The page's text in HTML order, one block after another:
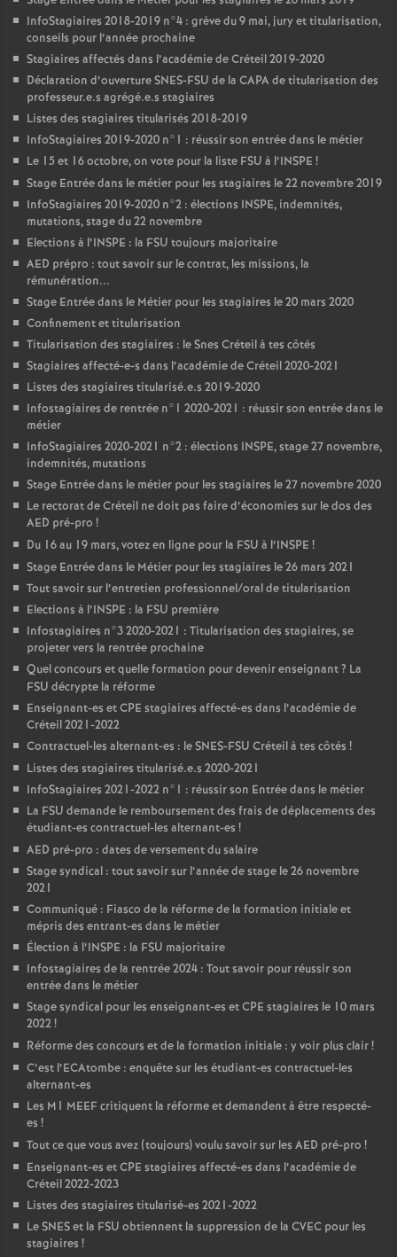
InfoStagiaires 2018-2019 n°4 : grève du 9 mai, jury et titularisation,
conseils pour l’année prochaine
Stagiaires affectés dans l’académie de Créteil 2019-2020
Déclaration d’ouvertureSNES-FSU de la CAPAde titularisation des
professeur.e.s agrégé.e.s stagiaires
Listes des stagiaires titularisés 2018-2019
InfoStagiaires 2019-2020 n°1 : réussir son entrée dans le métier
Le 15 et 16 octobre, on vote pour la liste FSU à l’INSPE !
Stage Entrée dans le métier pour les stagiaires le 22 novembre 2019
InfoStagiaires 2019-2020 n°2 : élections INSPE, indemnités,
mutations, stage du 22 novembre
Elections à l’INSPE : la FSU toujours majoritaire
AED prépro : tout savoir sur le contrat, les missions, la
rémunération...
Stage Entrée dans le Métier pour les stagiaires le 20 mars 2020
Confinement et titularisation
Titularisation des stagiaires : le Snes Créteil à tes côtés
Stagiaires affecté-e-s dans l’académie de Créteil 2020-2021
Listes des stagiaires titularisé.e.s 2019-2020
Infostagiaires de rentrée n°1 2020-2021 : réussir son entrée dans le
métier
InfoStagiaires 2020-2021 n°2 : élections INSPE, stage 27 novembre,
indemnités, mutations
Stage Entrée dans le métier pour les stagiaires le 27 novembre 2020
Le rectorat de Créteil ne doit pas faire d’économies sur le dos des
AED pré-pro !
Du 16 au 19 mars, votez en ligne pour la FSU à l’INSPE !
Stage Entrée dans le Métier pour les stagiaires le 26 mars 2021
Tout savoir sur l’entretien professionnel/oral de titularisation
Elections à l’INSPE : la FSU première
Infostagiaires n°3 2020-2021 : Titularisation des stagiaires, se
projeter vers la rentrée prochaine
Quel concours et quelle formation pour devenir enseignant? La
FSU décrypte la réforme
Enseignant-es etCPE stagiaires affecté-es dans l’académie de
Créteil 2021-2022
Contractuel-les alternant-es : leSNES-FSU Créteil à tes côtés !
Listes des stagiaires titularisé.e.s 2020-2021
InfoStagiaires 2021-2022 n°1 : réussir son Entrée dans le métier
La FSU demande le remboursement des frais de déplacements des
étudiant-es contractuel-les alternant-es !
AED pré-pro : dates de versement du salaire
Stage syndical : tout savoir sur l’année de stage le 26 novembre
2021
Communiqué : Fiasco de la réforme de la formation initiale et
mépris des entrant-es dans le métier
Élection à l’INSPE : la FSU majoritaire
Infostagiaires de la rentrée 2024 : Tout savoir pour réussir son
entrée dans le métier
Stage syndical pour les enseignant-es etCPE stagiaires le 10 mars
2022!
Réforme des concours et de la formation initiale : y voir plus clair!
C’est l’ECAtombe : enquête sur les étudiant-es contractuel-les
alternant-es
Les M1 MEEFcritiquent la réforme et demandent à être respecté-
es !
Tout ce que vous avez (toujours) voulu savoir sur les AED pré-pro !
Enseignant-es etCPE stagiaires affecté-es dans l’académie de
Créteil 2022-2023
Listes des stagiaires titularisé-es 2021-2022
LeSNESet la FSU obtiennent la suppression de la CVEC pour les
stagiaires !